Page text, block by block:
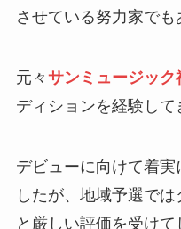
させている努力家でも
元々 サンミュージック
ディションを経験して
デビューに向けて着
したが、地域予選で
と厳しい評価を受けて